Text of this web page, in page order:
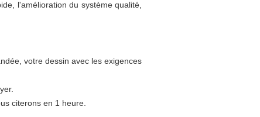
l'amélioration du système qualité,
votre dessin avec les exigences
citerons en 1 heure.